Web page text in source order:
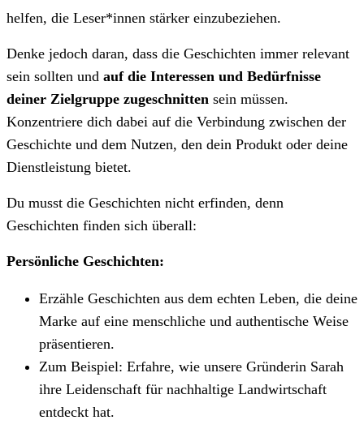
helfen, die Leser*innen stärker einzubeziehen.
Denke jedoch daran, dass die Geschichten immer relevant
sein sollten und auf die Interessen und Bedürfnisse
deiner Zielgruppe zugeschnitten sein müssen.
Konzentriere dich dabei auf die Verbindung zwischen der
Geschichte und dem Nutzen, den dein Produkt oder deine
Dienstleistung bietet.
Du musst die Geschichten nicht erfinden, denn
Geschichten finden sich überall:
Persönliche Geschichten:
Erzähle Geschichten aus dem echten Leben, die deine
Marke auf eine menschliche und authentische Weise
präsentieren.
Zum Beispiel: Erfahre, wie unsere Gründerin Sarah
ihre Leidenschaft für nachhaltige Landwirtschaft
entdeckt hat.